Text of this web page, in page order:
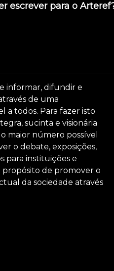
escrever para o
informar, difundir e
de uma
a todos. Para fazer isto
sucinta e visionária
maior número possível
o debate, exposições,
para instituições e
propósito de promover o
da sociedade através